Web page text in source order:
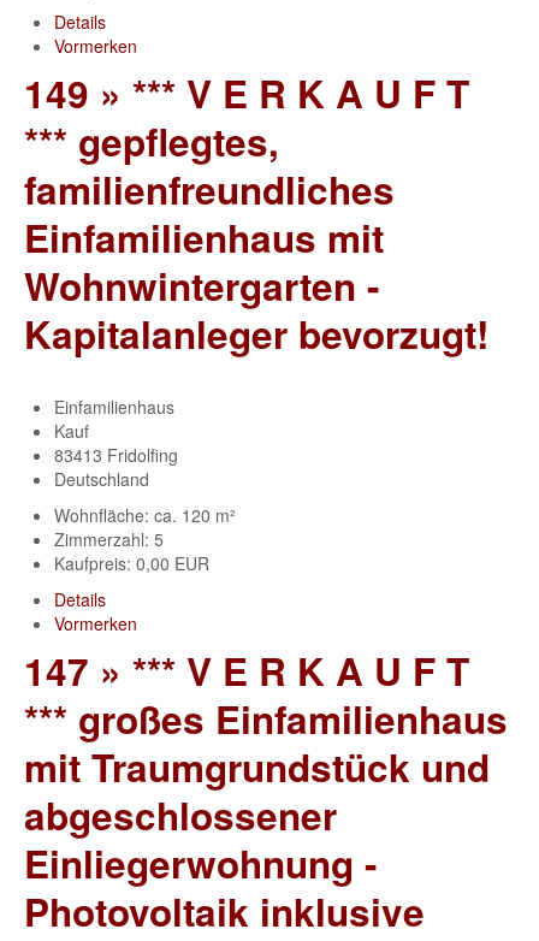
Details
Vormerken
149 » *** V E R K A U F T
*** gepflegtes,
familienfreundliches
Einfamilienhaus mit
Wohnwintergarten -
Kapitalanleger bevorzugt!
Einfamilienhaus
Kauf
83413 Fridolfing
Deutschland
Wohnfläche: ca. 120 m²
Zimmerzahl: 5
Kaufpreis: 0,00 EUR
Details
Vormerken
147 » *** V E R K A U F T
*** großes Einfamilienhaus
mit Traumgrundstück und
abgeschlossener
Einliegerwohnung -
Photovoltaik inklusive